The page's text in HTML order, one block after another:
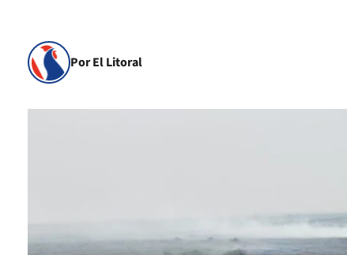
Por El Litoral